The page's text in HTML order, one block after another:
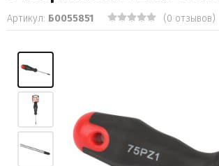
Артикул: Б0055851 (0 отзывов)